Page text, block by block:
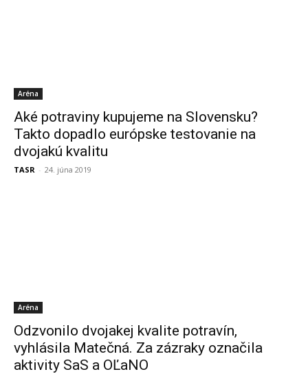
Aréna
Aké potraviny kupujeme na Slovensku?
Takto dopadlo európske testovanie na
dvojakú kvalitu
TASR - 24. júna 2019
Aréna
Odzvonilo dvojakej kvalite potravín,
vyhlásila Matečná. Za zázraky označila
aktivity SaS a OĽaNO